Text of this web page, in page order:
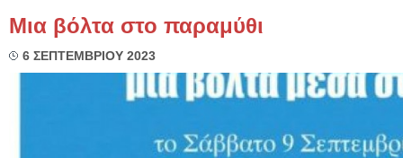
Μια βόλτα στο παραμύθι
6 ΣΕΠΤΕΜΒΡΙΟΥ 2023